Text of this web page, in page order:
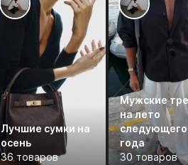
Лучшие сумки на
осень
36 товаров
Мужские
на лето
следующего
года
30 товаров